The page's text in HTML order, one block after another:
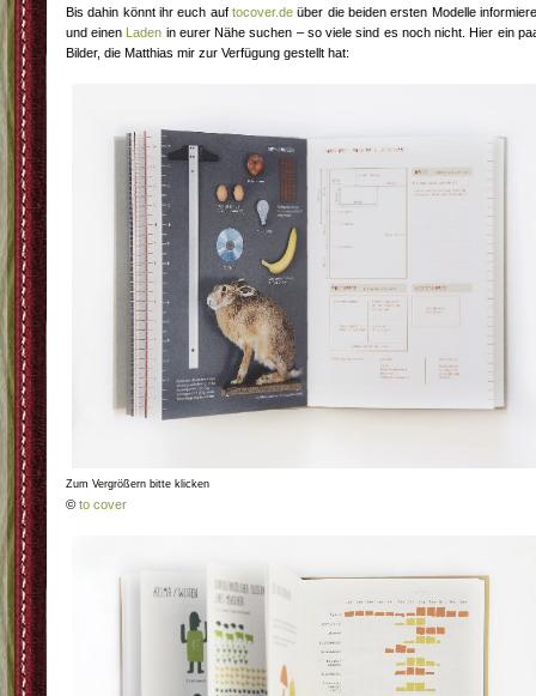
Bis dahin könnt ihr euch auf tocover.de über die beiden ersten Modelle
und einen Laden in eurer Nähe suchen – so viele sind es noch nicht. Hier ein
Bilder, die Matthias mir zur Verfügung gestellt hat:
Zum Vergrößern bitte klicken
© to cover